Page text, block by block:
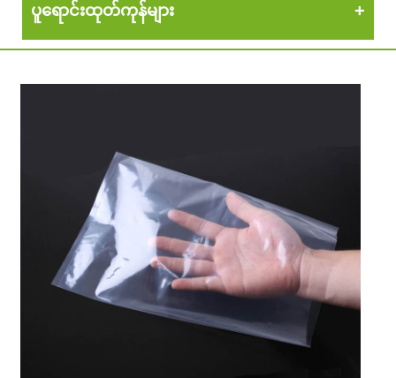
ပူရောင်းထုတ်ကုန်များ